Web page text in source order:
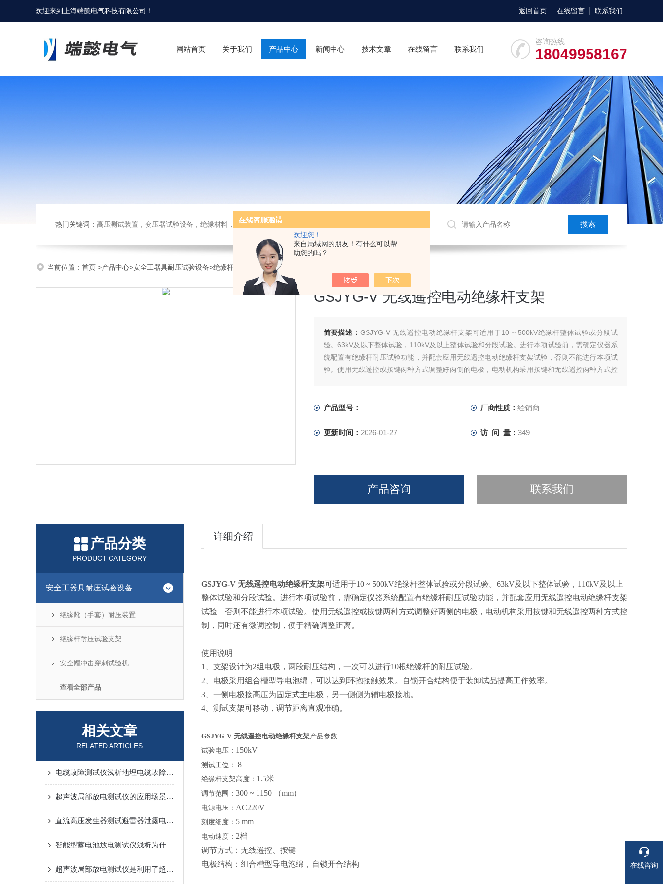
欢迎您！
来自局域网的朋友！有什么可以帮
助您的吗？
欢迎来到 上海端懿电气科技有限公司 ！ 返回首页 在线留言 联系我们
咨询热线
18049958167
网站首页 关于我们 产品中心 新闻中心 技术文章 在线留言 联系我们
热门关键词： 高压测试装置，变压器试验设备，绝缘材料，电子仪器仪表
当前位置： 首页 >产品中心>安全工器具耐压试验设备>绝缘杆耐压试验支架>GSJYG-V 无线遥控电动绝缘杆支架
GSJYG-V 无线遥控电动绝缘杆支架
简要描述： GSJYG-V 无线遥控电动绝缘杆支架可适用于10 ~ 500kV绝缘杆整体试验或分段试
验。63kV及以下整体试验，110kV及以上整体试验和分段试验。进行本项试验前，需确定仪器系
统配置有绝缘杆耐压试验功能，并配套应用无线遥控电动绝缘杆支架试验，否则不能进行本项试
验。使用无线遥控或按键两种方式调整好两侧的电极，电动机构采用按键和无线遥控两种方式控
产品型号： 厂商性质： 经销商
更新时间： 2026-01-27 访 问 量： 349
产品咨询 联系我们
产品分类
PRODUCT CATEGORY
安全工器具耐压试验设备
绝缘靴（手套）耐压装置
绝缘杆耐压试验支架
安全帽冲击穿刺试验机
查看全部产品
相关文章
RELATED ARTICLES
电缆故障测试仪浅析地埋电缆故障查找三步走
超声波局部放电测试仪的应用场景解析
直流高压发生器测试避雷器泄露电流的方法和注意事项
智能型蓄电池放电测试仪浅析为什么要对蓄电池的内阻进行测试？
超声波局部放电测试仪是利用了超声波在材料中的传播和反射特性
详细介绍
GSJYG-V 无线遥控电动绝缘杆支架可适用于10 ~ 500kV绝缘杆整体试验或分段试验。63kV及以下整体试验，110kV及以上
整体试验和分段试验。进行本项试验前，需确定仪器系统配置有绝缘杆耐压试验功能，并配套应用无线遥控电动绝缘杆支架
试验，否则不能进行本项试验。使用无线遥控或按键两种方式调整好两侧的电极，电动机构采用按键和无线遥控两种方式控
制，同时还有微调控制，便于精确调整距离。
使用说明
1、支架设计为2组电极，两段耐压结构，一次可以进行10根绝缘杆的耐压试验。
2、电极采用组合槽型导电泡绵，可以达到环抱接触效果。自锁开合结构便于装卸试品提高工作效率。
3、一侧电极接高压为固定式主电极，另一侧侧为辅电极接地。
4、测试支架可移动，调节距离直观准确。
GSJYG-V 无线遥控电动绝缘杆支架产品参数
试验电压： 150kV
测试工位： 8
绝缘杆支架高度： 1.5米
调节范围： 300 ~ 1150 （mm）
电源电压： AC220V
刻度细度： 5 mm
电动速度： 2档
调节方式：无线遥控、按键
电极结构：组合槽型导电泡绵，自锁开合结构
在线咨询